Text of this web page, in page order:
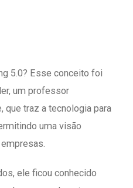
5.0? Esse conceito foi
um professor
que traz a tecnologia para
uma visão
ele ficou conhecido